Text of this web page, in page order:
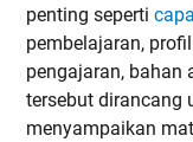
penting seperti
pembelajaran,
pengajaran, bahan
tersebut dirancang
menyampaikan